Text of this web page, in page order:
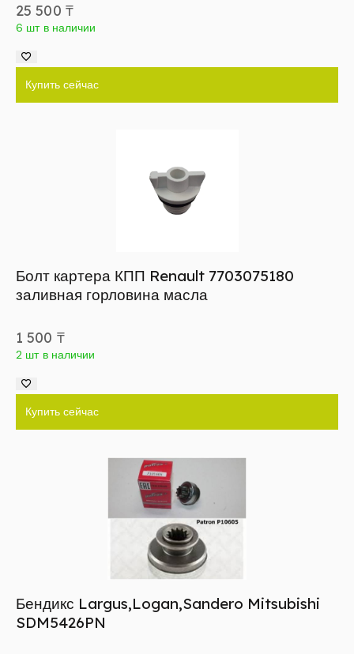
25 500 ₸
6 шт в наличии
Купить сейчас
Болт картера КПП Renault 7703075180
заливная горловина масла
1 500 ₸
2 шт в наличии
Купить сейчас
Бендикс Largus,Logan,Sandero Mitsubishi
SDM5426PN